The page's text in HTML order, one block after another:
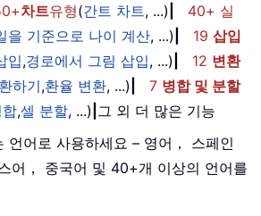
차트유형(간트 차트, ...)
40+ 실
을 기준으로 나이 계산, ...) 19 삽입
입,경로에서 그림 삽입, ...) 12 변환
하기,환율 변환, ...) 7 병합 및 분할
,셀 분할, ...) 그 외 더 많은 기능
언어로 사용하세요 – 영어， 스페인
어， 중국어 및 40+개 이상의 언어를